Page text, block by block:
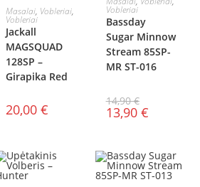
Į KREPŠELĮ
Masalai, Vobleriai,
Vobleriai
Jackall
MAGSQUAD
128SP –
Girapika Red
20,00 €
AKCIJA!
Vobleriai
Bassday
Sugar Minnow
Stream 85SP-
MR ST-016
14,90€
13,90 €